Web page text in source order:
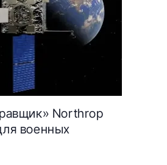
Northrop
военных